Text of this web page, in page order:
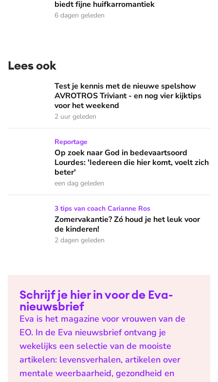
biedt fijne huifkarromantiek
6 dagen geleden
Lees ook
Test je kennis met de nieuwe spelshow AVROTROS
Test je kennis met de nieuwe spelshow
AVROTROS Triviant - en nog vier kijktips
voor het weekend
2 uur geleden
Op zoek naar God in bedevaartsoord Lourdes: 'Iedereen
Reportage
Op zoek naar God in bedevaartsoord
Lourdes: 'Iedereen die hier komt, voelt zich
beter'
een dag geleden
Zomervakantie? Zó houd je het leuk voor de kinderen!
3 tips van coach Carianne Ros
Zomervakantie? Zó houd je het leuk voor
de kinderen!
2 dagen geleden
Schrijf je hier in voor de Eva-
nieuwsbrief
Eva is het magazine voor vrouwen van de
EO. In de Eva nieuwsbrief ontvang je
wekelijks een selectie van de mooiste
artikelen: levensverhalen, artikelen over
mentale weerbaarheid, gezondheid en